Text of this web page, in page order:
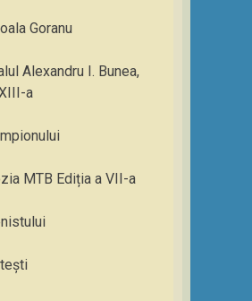
Goranu
Alexandru I. Bunea,
a
MTB Ediția a VII-a